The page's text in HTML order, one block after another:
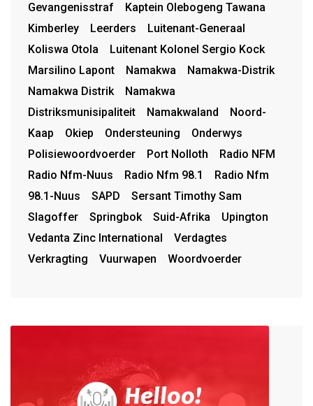
Gevangenisstraf
Kaptein Olebogeng Tawana
Kimberley
Leerders
Luitenant-Generaal
Koliswa Otola
Luitenant Kolonel Sergio Kock
Marsilino Lapont
Namakwa
Namakwa-Distrik
Namakwa Distrik
Namakwa
Distriksmunisipaliteit
Namakwaland
Noord-
Kaap
Okiep Ondersteuning
Onderwys
Polisiewoordvoerder
Port Nolloth
Radio NFM
Radio Nfm-Nuus
Radio Nfm 98.1
Radio Nfm
98.1-Nuus
SAPD
Sersant Timothy Sam
Slagoffer
Springbok Suid-Afrika
Upington
Vedanta Zinc International
Verdagtes
Verkragting
Vuurwapen Woordvoerder